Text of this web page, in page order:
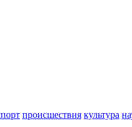
происшествия культура